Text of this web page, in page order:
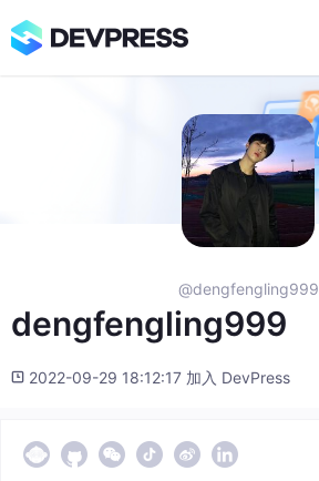
@dengfengling999
dengfengling999
2022-09-29 18:12:17 加入 DevPress